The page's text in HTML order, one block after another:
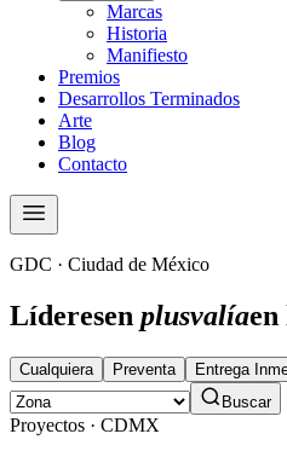
Marcas
Historia
Manifiesto
Premios
Desarrollos Terminados
Arte
Blog
Contacto
GDC · Ciudad de México
Líderesen plusvalía
Cualquiera Preventa Entrega
Buscar
Proyectos · CDMX